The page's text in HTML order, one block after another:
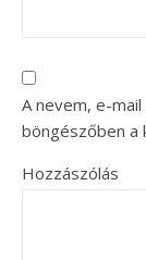
A nevem, e-
böngészőben a
Hozzászólás